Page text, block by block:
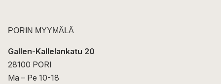
PORIN MYYMÄLÄ
Gallen-Kallelankatu 20
28100 PORI
Ma – Pe 10-18